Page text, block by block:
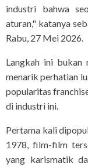
industri bahwa
aturan," katanya
Rabu, 27 Mei 2026.
Langkah ini bukan
menarik perhatian
popularitas
di industri ini.
Pertama kali
1978, film-film
yang karismatik